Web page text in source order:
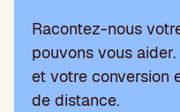
Racontez-nous
pouvons vous
et votre conversion
de distance.